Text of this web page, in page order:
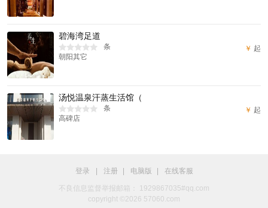
碧海湾足道
条
朝阳其它
￥ 起
汤悦温泉汗蒸生活馆（
条
高碑店
￥ 起
登录 注册 电脑版 在线客服
不良信息监督举报邮箱： 1929867035#qq.com
copyright ©2026 57060.com